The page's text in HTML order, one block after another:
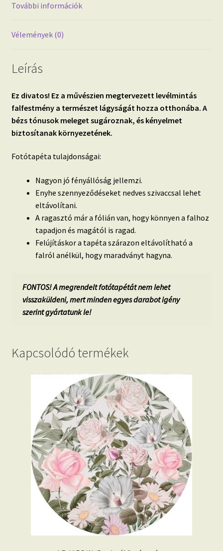
További információk
Vélemények (0)
Leírás
Ez divatos! Ez a művészien megtervezett levélmintás
falfestmény a természet lágyságát hozza otthonába. A
bézs tónusok meleget sugároznak, és kényelmet
biztosítanak környezetének.
Fotótapéta tulajdonságai:
Nagyon jó fényállóság jellemzi.
Enyhe szennyeződéseket nedves szivaccsal lehet
eltávolítani.
A ragasztó már a fólián van, hogy könnyen a falhoz
tapadjon és magától is ragad.
Felújításkor a tapéta szárazon eltávolítható a
falról anélkül, hogy maradványt hagyna.
FONTOS! A megrendelt fotótapétát nem lehet
visszaküldeni, mert minden egyes darabot igény
szerint gyártatunk le!
Kapcsolódó termékek